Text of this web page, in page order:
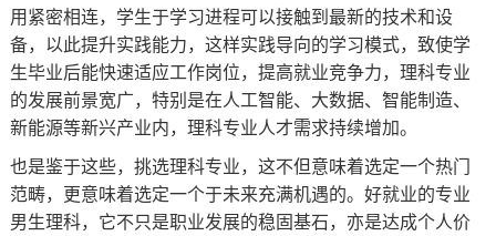
用紧密相连，学生于学习进程可以接触到最新的技术和设
备，以此提升实践能力，这样实践导向的学习模式，致使学
生毕业后能快速适应工作岗位，提高就业竞争力，理科专业
的发展前景宽广，特别是在人工智能、大数据、智能制造、
新能源等新兴产业内，理科专业人才需求持续增加。
也是鉴于这些，挑选理科专业，这不但意味着选定一个热门
范畴，更意味着选定一个于未来充满机遇的。好就业的专业
男生理科，它不只是职业发展的稳固基石，亦是达成个人价